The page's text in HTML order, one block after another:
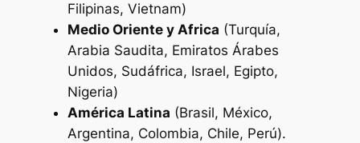
Filipinas, Vietnam)
Medio Oriente y Africa (Turquía,
Arabia Saudita, Emiratos Árabes
Unidos, Sudáfrica, Israel, Egipto,
Nigeria)
América Latina (Brasil, México,
Argentina, Colombia, Chile, Perú).